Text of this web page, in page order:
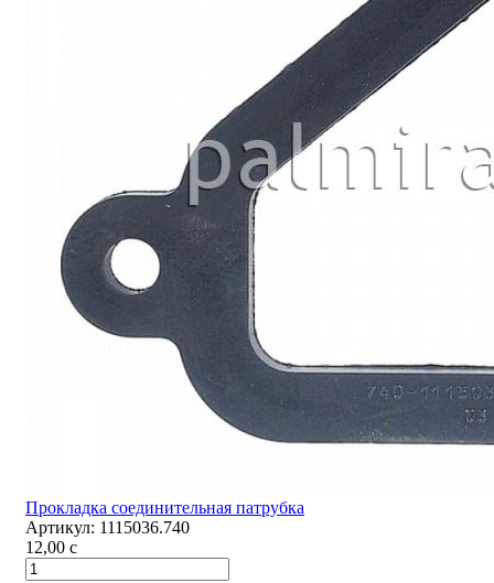
Прокладка соединительная патрубка
Артикул: 1115036.740
12,00 c